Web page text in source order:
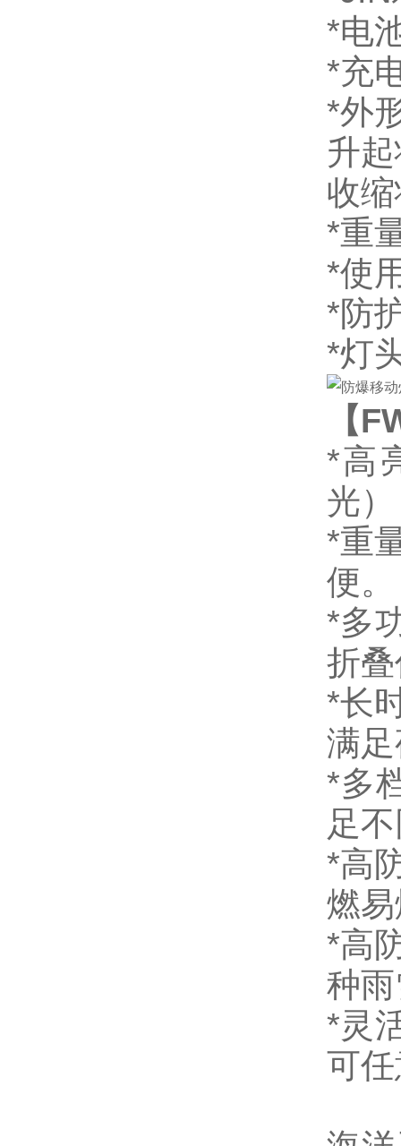
*电
*充
*外
升
收
*重
*使
*防
*灯
【
*高
光
*重
便。
*多
折
*长
满
*多
足
*高
燃
*高
种
*灵
可